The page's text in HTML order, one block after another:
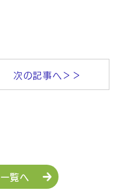
次の記事へ＞＞
一覧へ